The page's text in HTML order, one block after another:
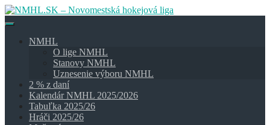
Skip
to
NMHL
O lige NMHL
Stanovy NMHL
Uznesenie výboru NMHL
2 % z daní
Kalendár NMHL 2025/2026
Tabuľka 2025/26
Hráči 2025/26